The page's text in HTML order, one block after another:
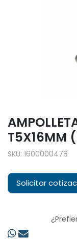
T5X16MM
SKU: 1600000478
Solicitar